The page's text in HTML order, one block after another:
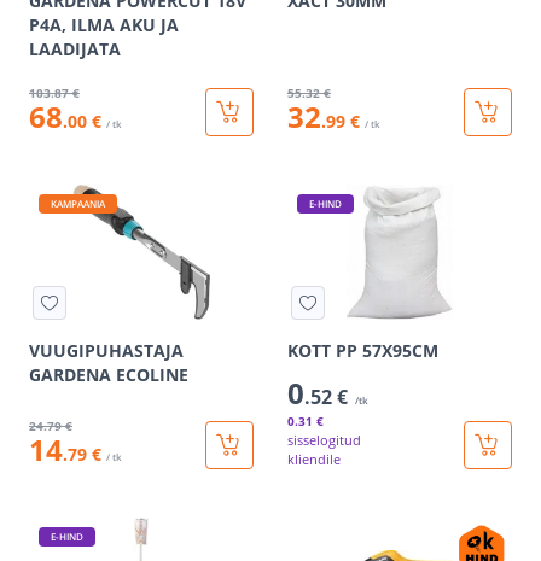
P4A, ILMA AKU JA
LAADIJATA
103.87 €
68.00 € / tk
55.32 €
32.99 € / tk
KAMPAANIA
VUUGIPUHASTAJA
GARDENA ECOLINE
24.79 €
14.79 € / tk
E-HIND
KOTT PP 57X95CM
0.52 € /tk
0.31 €
sisselogitud
kliendile
E-HIND